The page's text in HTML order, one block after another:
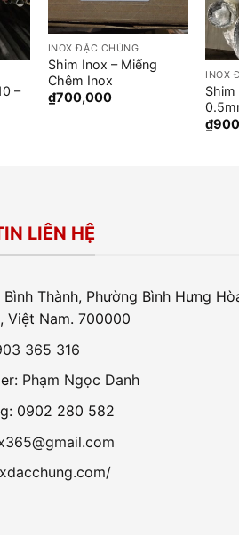
–
INOX ĐẶC CHỦNG
Shim Inox – Miếng
Chêm Inox
₫700,000
INOX
₫
LIÊN HỆ
Thành, Phường Bình Hưng
Việt Nam. 700000
365 316
Phạm Ngọc Danh
0902 280 582